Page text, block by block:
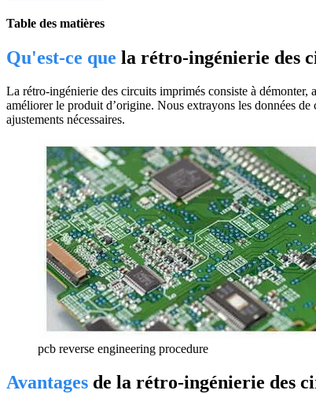
Table des matières
Qu'est-ce que la rétro-ingénierie des
La rétro-ingénierie des circuits imprimés consiste à démonter,
améliorer le produit d’origine. Nous extrayons les données
ajustements nécessaires.
pcb reverse engineering procedure
Avantages de la rétro-ingénierie des